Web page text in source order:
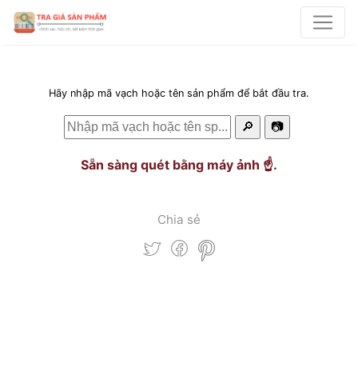
Hãy nhập mã vạch hoặc tên sản phẩm để bắt đầu tra.
🔎 📷
Sẵn sàng quét bằng máy ảnh ☝️.
Chia sẻ